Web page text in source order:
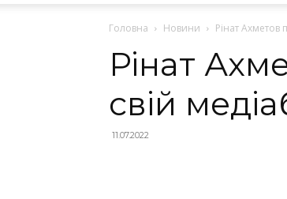
Головна Новини Рінат Ахметов
Рінат
свій
11.07.2022